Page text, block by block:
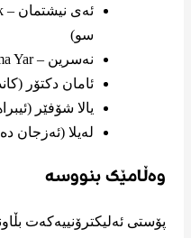
سو)
نەسرین – Ağlama Yar (یاوز بینگۆل)
ئامان دکتۆر
یالا شۆفێر
لەیلا (ئەزجان
وەڵامێک بنووسە
پۆستی ئەلیکترۆنییەکەت